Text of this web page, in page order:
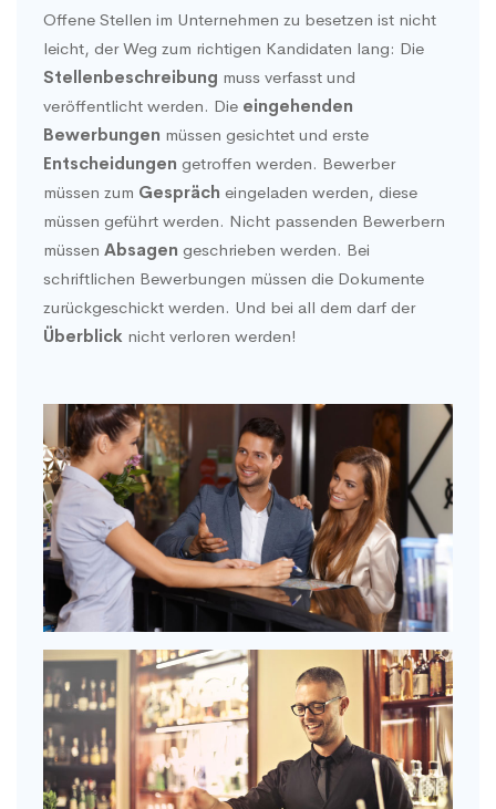
Offene Stellen im Unternehmen zu besetzen ist nicht
leicht, der Weg zum richtigen Kandidaten lang: Die
Stellenbeschreibung muss verfasst und
veröffentlicht werden. Die eingehenden
Bewerbungen müssen gesichtet und erste
Entscheidungen getroffen werden. Bewerber
müssen zum Gespräch eingeladen werden, diese
müssen geführt werden. Nicht passenden Bewerbern
müssen Absagen geschrieben werden. Bei
schriftlichen Bewerbungen müssen die Dokumente
zurückgeschickt werden. Und bei all dem darf der
Überblick nicht verloren werden!